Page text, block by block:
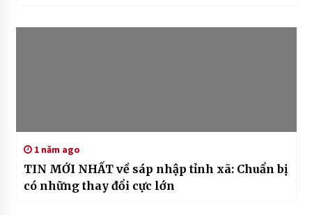
1 năm ago
TIN MỚI NHẤT về sáp nhập tỉnh xã: Chuẩn bị
có những thay đổi cực lớn